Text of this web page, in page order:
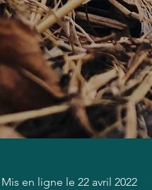
Mis en ligne le 22 avril 2022